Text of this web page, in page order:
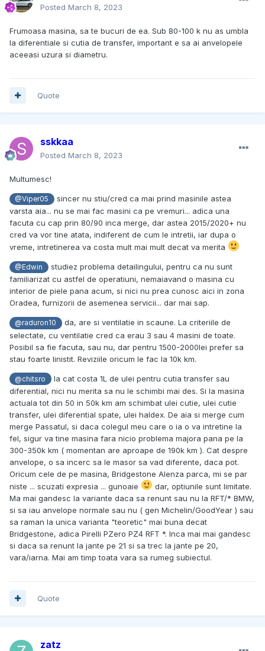
Posted March 8, 2023
Frumoasa masina, sa te bucuri de ea. Sub 80-100 k nu as umbla
la diferentiale si cutia de transfer, important e sa ai anvelopele
aceeasi uzura si diametru.
Quote
sskkaa
Posted March 8, 2023
Multumesc!
@Viper05
sincer nu stiu/cred ca mai prind masinile astea
varsta aia... nu se mai fac masini ca pe vremuri... adica una
facuta cu cap prin 80/90 inca merge, dar astea 2015/2020+ nu
cred va vor tine atata, indiferent de cum le intretii, iar dupa o
vreme, intretinerea va costa mult mai mult decat va merita
@Edwin
studiez problema detailingului, pentru ca nu sunt
familiarizat cu astfel de operatiuni, nemaiavand o masina cu
interior de piele pana acum, si nici nu prea cunosc aici in zona
Oradea, furnizorii de asemenea servicii... dar mai sap.
@raduron10
da, are si ventilatie in scaune. La criteriile de
selectate, cu ventilatie cred ca erau 3 sau 4 masini de toate.
Posibil sa fie facuta, sau nu, dar pentru 1500-2000lei prefer sa
stau foarte linistit. Reviziile oricum le fac la 10k km.
@chitsro
la cat costa 1L de ulei pentru cutia transfer sau
diferential, nici nu merita sa nu le schimbi mai des. Si la masina
actuala tot din 50 in 50k km am schimbat ulei cutie, ulei cutie
transfer, ulei diferential spate, ulei haldex. De aia si merge cum
merge Passatul, si daca colegul meu care o ia o va intretine la
fel, sigur va tine masina fara nicio problema majora pana pe la
300-350k km ( momentan are aproape de 190k km ). Cat despre
anvelope, o sa incerc sa le masor sa vad diferente, daca pot.
Oricum cele de pe masina, Bridgestone Alenza parca, mi se par
niste ... scuzati expresia ... gunoaie
dar, optiunile sunt limitate.
Ma mai gandesc la variante daca sa renunt sau nu la RFT/* BMW,
si sa iau anvelope normale sau nu ( gen Michelin/GoodYear ) sau
sa raman la unica varianta "teoretic" mai buna decat
Bridgestone, adica Pirelli PZero PZ4 RFT *. Inca mai mai gandesc
si daca sa renunt la jante pe 21 si sa trec la jante pe 20,
vara/iarna. Mai am timp toata vara sa rumeg subiectul.
Quote
zatz